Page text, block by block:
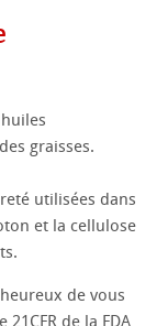
graisses.
utilisées dans
et la cellulose
heureux de vous
de la FDA